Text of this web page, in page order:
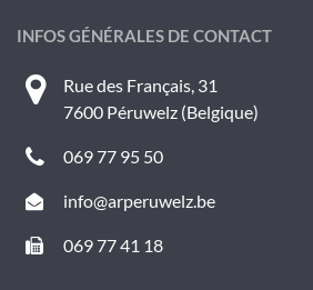
INFOS GÉNÉRALES DE CONTACT
Rue des Français, 31
7600 Péruwelz (Belgique)
069 77 95 50
info@arperuwelz.be
069 77 41 18